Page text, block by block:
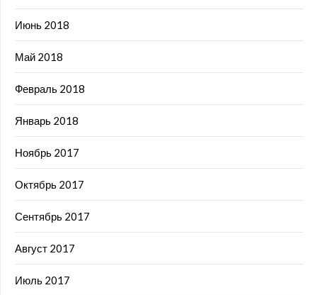
Июнь 2018
Май 2018
Февраль 2018
Январь 2018
Ноябрь 2017
Октябрь 2017
Сентябрь 2017
Август 2017
Июль 2017